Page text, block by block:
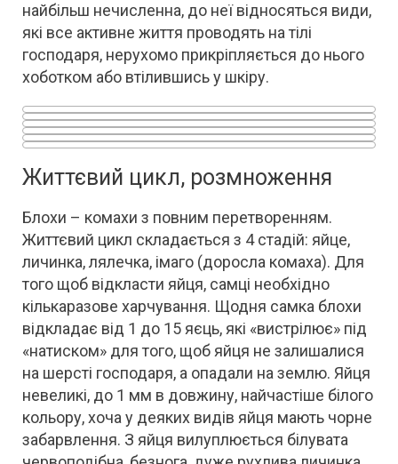
найбільш нечисленна, до неї відносяться види,
які все активне життя проводять на тілі
господаря, нерухомо прикріпляється до нього
хоботком або втілившись у шкіру.
“Стаціонарна” блоха Tunga penetrans сита
самка
“Стаціонарна” блоха Tunga penetrans,
самка, яйцекладка
“Стаціонарна” блоха Tunga penetrans
самка, впроваджена в шкіру
“Стаціонарна” блоха Tunga penetrans
"Надмірне" харчування
Самка, самець, яйця собачої блохи (самка
крупніше)
Життєвий цикл, розмноження
Блохи – комахи з повним перетворенням.
Життєвий цикл складається з 4 стадій: яйце,
личинка, лялечка, імаго (доросла комаха). Для
того щоб відкласти яйця, самці необхідно
кількаразове харчування. Щодня самка блохи
відкладає від 1 до 15 яєць, які «вистрілює» під
«натиском» для того, щоб яйця не залишалися
на шерсті господаря, а опадали на землю. Яйця
невеликі, до 1 мм в довжину, найчастіше білого
кольору, хоча у деяких видів яйця мають чорне
забарвлення. З яйця вилуплюється білувата